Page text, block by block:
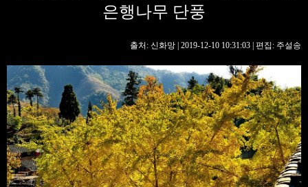
핫 TV
생생 중국어
은행나무 단풍
출처: 신화망 | 2019-12-10 10:31:03 | 편집: 주설송